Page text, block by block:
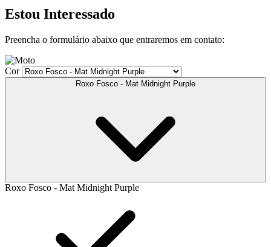
Estou Interessado
Preencha o formulário abaixo que entraremos em contato:
Cor
Roxo Fosco - Mat Midnight Purple
Roxo Fosco - Mat Midnight Purple